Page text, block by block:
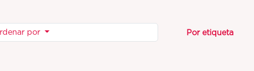
por Por etiqueta